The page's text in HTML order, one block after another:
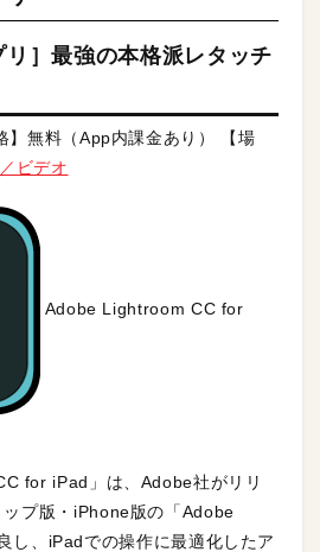
リ］最強の本格派レタッチ
】無料（App内課金あり） 【場
ビデオ
Adobe Lightroom CC for
for iPad」は、Adobe社がリリ
プ版・iPhone版の「Adobe
し、iPadでの操作に最適化したア